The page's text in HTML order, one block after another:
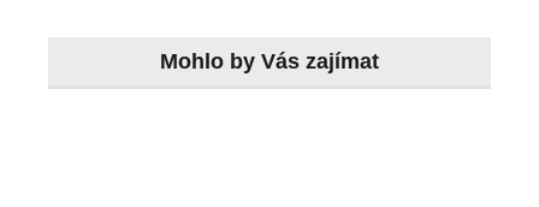
Mohlo by Vás zajímat